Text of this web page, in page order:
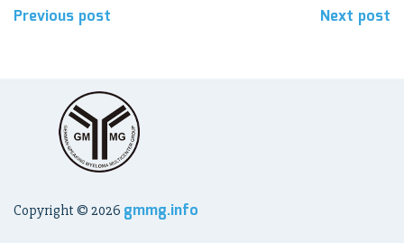
Beitragsnavigation
Previous post Next post
Copyright © 2026 gmmg.info